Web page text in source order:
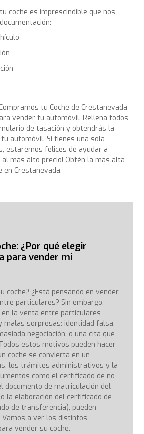
coche es imprescindible que nos
tu Coche de Crestanevada
vender tu automóvil. Rellena todos
de tasación y obtendrás la
automóvil. Si tienes una sola
estaremos felices de ayudar a
al más alto precio! Obtén la más alta
en Crestanevada.
¿Por qué elegir
para vender mi
coche? ¿Está pensando en vender
particulares? Sin embargo,
en la venta entre particulares
malas sorpresas: identidad falsa,
negociación, o una cita que
estos motivos pueden hacer
coche se convierta en un
los trámites administrativos y la
como el certificado de no
documento de matriculación del
la elaboración del certificado de
de transferencia), pueden
a ver los distintos
vender su coche.